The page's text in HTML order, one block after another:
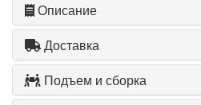
Описание
Доставка
Подъем и сборка